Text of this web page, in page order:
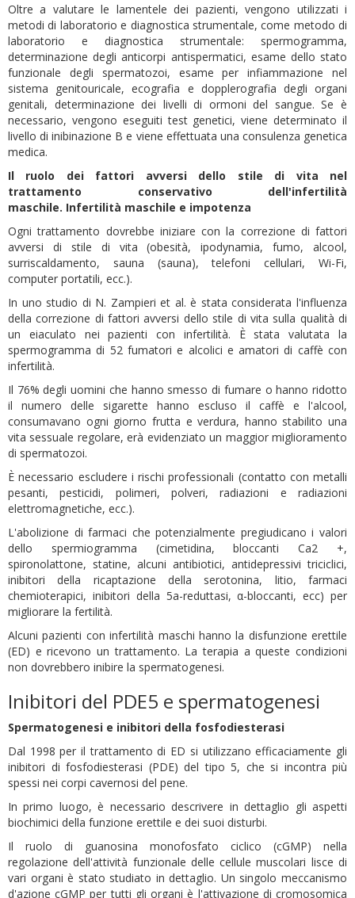
Oltre a valutare le lamentele dei pazienti, vengono utilizzati i
metodi di laboratorio e diagnostica strumentale, come metodo di
laboratorio e diagnostica strumentale: spermogramma,
determinazione degli anticorpi antispermatici, esame dello stato
funzionale degli spermatozoi, esame per infiammazione nel
sistema genitouricale, ecografia e dopplerografia degli organi
genitali, determinazione dei livelli di ormoni del sangue. Se è
necessario, vengono eseguiti test genetici, viene determinato il
livello di inibinazione B e viene effettuata una consulenza genetica
medica.
Il ruolo dei fattori avversi dello stile di vita nel
trattamento conservativo dell'infertilità
maschile. Infertilità maschile e impotenza
Ogni trattamento dovrebbe iniziare con la correzione di fattori
avversi di stile di vita (obesità, ipodynamia, fumo, alcool,
surriscaldamento, sauna (sauna), telefoni cellulari, Wi-Fi,
computer portatili, ecc.).
In uno studio di N. Zampieri et al. è stata considerata l'influenza
della correzione di fattori avversi dello stile di vita sulla qualità di
un eiaculato nei pazienti con infertilità. È stata valutata la
spermogramma di 52 fumatori e alcolici e amatori di caffè con
infertilità.
Il 76% degli uomini che hanno smesso di fumare o hanno ridotto
il numero delle sigarette hanno escluso il caffè e l'alcool,
consumavano ogni giorno frutta e verdura, hanno stabilito una
vita sessuale regolare, erà evidenziato un maggior miglioramento
di spermatozoi.
È necessario escludere i rischi professionali (contatto con metalli
pesanti, pesticidi, polimeri, polveri, radiazioni e radiazioni
elettromagnetiche, ecc.).
L'abolizione di farmaci che potenzialmente pregiudicano i valori
dello spermiogramma (cimetidina, bloccanti Ca2 +,
spironolattone, statine, alcuni antibiotici, antidepressivi triciclici,
inibitori della ricaptazione della serotonina, litio, farmaci
chemioterapici, inibitori della 5a-reduttasi, α-bloccanti, ecc) per
migliorare la fertilità.
Alcuni pazienti con infertilità maschi hanno la disfunzione erettile
(ED) e ricevono un trattamento. La terapia a queste condizioni
non dovrebbero inibire la spermatogenesi.
Inibitori del PDE5 e spermatogenesi
Spermatogenesi e inibitori della fosfodiesterasi
Dal 1998 per il trattamento di ED si utilizzano efficaciamente gli
inibitori di fosfodiesterasi (PDE) del tipo 5, che si incontra più
spessi nei corpi cavernosi del pene.
In primo luogo, è necessario descrivere in dettaglio gli aspetti
biochimici della funzione erettile e dei suoi disturbi.
Il ruolo di guanosina monofosfato ciclico (cGMP) nella
regolazione dell'attività funzionale delle cellule muscolari lisce di
vari organi è stato studiato in dettaglio. Un singolo meccanismo
d'azione cGMP per tutti gli organi è l'attivazione di cromosomica